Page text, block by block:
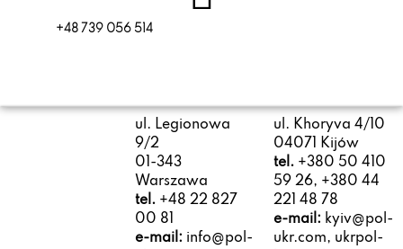
+48 739 056 514
ul. Legionowa
9/2
01-343
Warszawa
tel. +48 22 827
00 81
e-mail: info@pol-
ul. Khoryva 4/10
04071 Kijów
tel. +380 50 410
59 26, +380 44
221 48 78
e-mail: kyiv@pol-
ukr.com, ukrpol-